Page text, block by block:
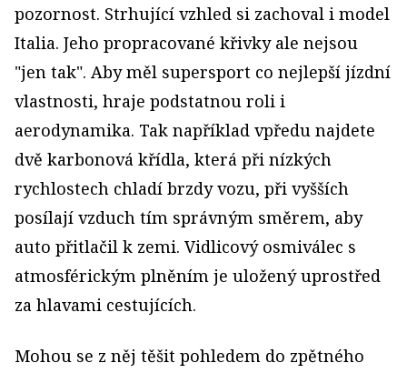
pozornost. Strhující vzhled si zachoval i model
Italia. Jeho propracované křivky ale nejsou
"jen tak". Aby měl supersport co nejlepší jízdní
vlastnosti, hraje podstatnou roli i
aerodynamika. Tak například vpředu najdete
dvě karbonová křídla, která při nízkých
rychlostech chladí brzdy vozu, při vyšších
posílají vzduch tím správným směrem, aby
auto přitlačil k zemi. Vidlicový osmiválec s
atmosférickým plněním je uložený uprostřed
za hlavami cestujících.
Mohou se z něj těšit pohledem do zpětného